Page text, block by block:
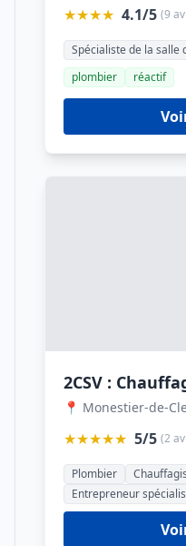
★★★★ 4.1/5 (9
Spécialiste de la salle
plombier
réactif
📍 Monestier-de-
★★★★★ 5/5 (2
Plombier
Entrepreneur